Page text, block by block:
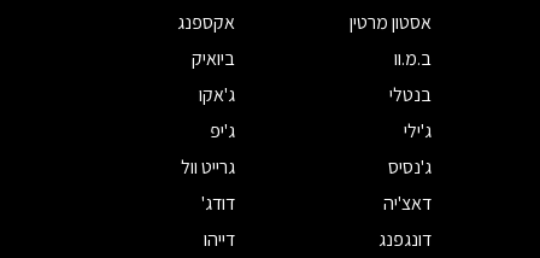
אסטון מרטין
אקספנג
ב.מ.וו
ביואיק
בנטלי
ג'אקו
ג'ילי
ג'יפ
ג'נסיס
גרייט וול
דאצ'יה
דודג'
דונגפנג
דייהו